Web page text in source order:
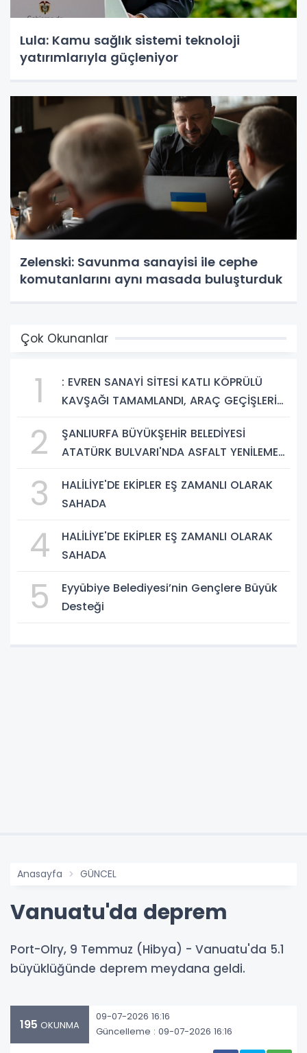
Lula: Kamu sağlık sistemi teknoloji
yatırımlarıyla güçleniyor
Zelenski: Savunma sanayisi ile cephe
komutanlarını aynı masada buluşturduk
Çok Okunanlar
1
: EVREN SANAYİ SİTESİ KATLI KÖPRÜLÜ
KAVŞAĞI TAMAMLANDI, ARAÇ GEÇİŞLERİ
2
ŞANLIURFA BÜYÜKŞEHİR BELEDİYESİ
ATATÜRK BULVARI'NDA ASFALT YENİLEME
3
HALİLİYE'DE EKİPLER EŞ ZAMANLI OLARAK
SAHADA
4
HALİLİYE'DE EKİPLER EŞ ZAMANLI OLARAK
SAHADA
5
Eyyübiye Belediyesi’nin Gençlere Büyük
Desteği
Anasayfa GÜNCEL
Vanuatu'da deprem
Port-Olry, 9 Temmuz (Hibya) - Vanuatu'da 5.1
büyüklüğünde deprem meydana geldi.
195 OKUNMA
09-07-2026 16:16
Güncelleme : 09-07-2026 16:16